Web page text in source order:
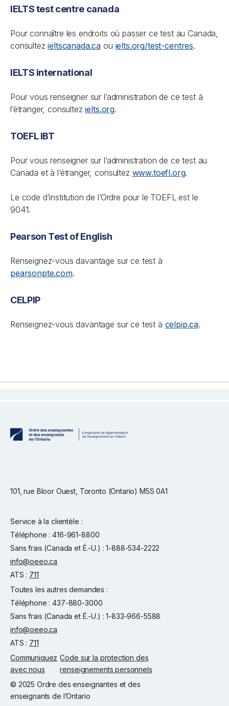
IELTS test centre canada
Pour connaître les endroits où passer ce test au Canada,
consultezieltscanada.ca ou ielts.org/test-centres.
IELTS international
Pour vous renseigner sur l’administration de ce test à
l’étranger, consultezielts.org.
TOEFL IBT
Pour vous renseigner sur l’administration de ce test au
Canada et à l’étranger, consultez www.toefl.org.
Le code d’institution de l’Ordre pour le TOEFL est le
9041.
Pearson Test of English
Renseignez-vous davantage sur ce test à
pearsonpte.com.
CELPIP
Renseignez-vous davantage sur ce test à celpip.ca.
101, rue Bloor Ouest, Toronto (Ontario) M5S 0A1
Service à la clientèle :
Téléphone : 416-961-8800
Sans frais (Canada et É.-U.) : 1-888-534-2222
info@oeeo.ca
ATS : 711
Toutes les autres demandes :
Téléphone : 437-880-3000
Sans frais (Canada et É.-U.) : 1-833-966-5588
info@oeeo.ca
ATS : 711
Communiquez
avec nous
Code sur la protection des
renseignements personnels
© 2025 Ordre des enseignantes et des
enseignants de l’Ontario